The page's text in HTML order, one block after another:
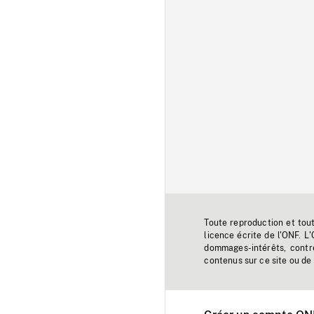
Toute reproduction et
licence écrite de l'ONF.
dommages-intérêts,
contenus sur ce site ou